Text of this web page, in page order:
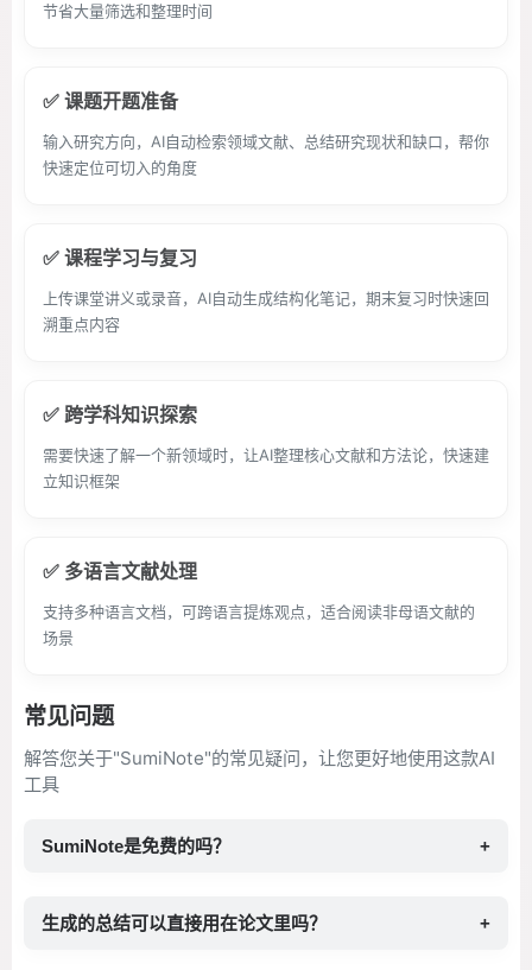
节省大量筛选和整理时间
✅ 课题开题准备
输入研究方向，AI自动检索领域文献、总结研究现状和缺口，帮你
快速定位可切入的角度
✅ 课程学习与复习
上传课堂讲义或录音，AI自动生成结构化笔记，期末复习时快速回
溯重点内容
✅ 跨学科知识探索
需要快速了解一个新领域时，让AI整理核心文献和方法论，快速建
立知识框架
✅ 多语言文献处理
支持多种语言文档，可跨语言提炼观点，适合阅读非母语文献的
场景
常见问题
解答您关于"SumiNote"的常见疑问，让您更好地使用这款AI
工具
SumiNote是免费的吗？ +
生成的总结可以直接用在论文里吗？ +